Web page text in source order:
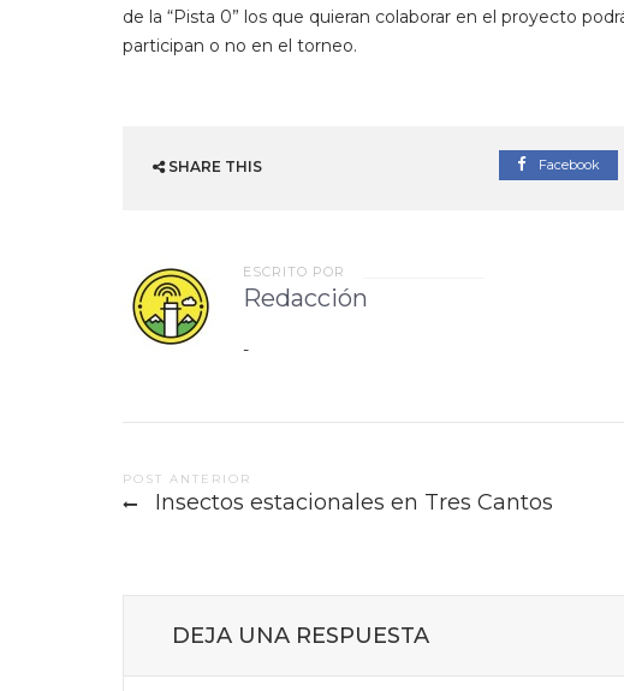
de la “Pista 0” los que quieran colaborar en el proyecto
participan o no en el torneo.
SHARE THIS Facebook
ESCRITO POR
Redacción
-
Post
POST ANTERIOR
Insectos estacionales en Tres Cantos
DEJA UNA RESPUESTA